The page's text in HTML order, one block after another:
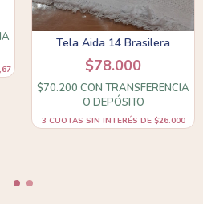
Tela Aida 14 Brasilera
$78.000
$70.200 CON TRANSFERENCIA
O DEPÓSITO
3 CUOTAS SIN INTERÉS DE $26.000